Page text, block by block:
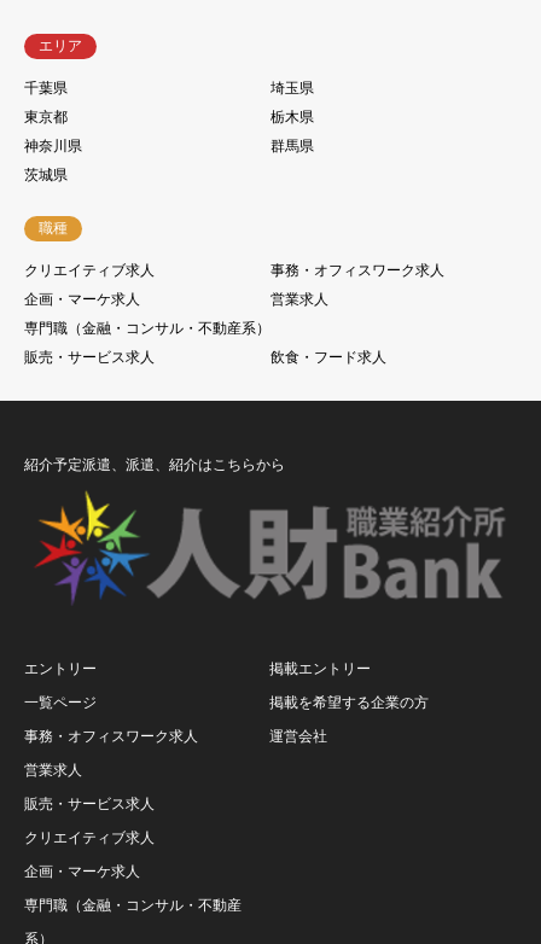
エリア
千葉県
埼玉県
東京都
栃木県
神奈川県
群馬県
茨城県
職種
クリエイティブ求人
事務・オフィスワーク求人
企画・マーケ求人
営業求人
専門職（金融・コンサル・不動産系）
販売・サービス求人
飲食・フード求人
紹介予定派遣、派遣、紹介はこちらから
エントリー
一覧ページ
事務・オフィスワーク求人
営業求人
販売・サービス求人
クリエイティブ求人
企画・マーケ求人
専門職（金融・コンサル・不動産
系）
掲載エントリー
掲載を希望する企業の方
運営会社